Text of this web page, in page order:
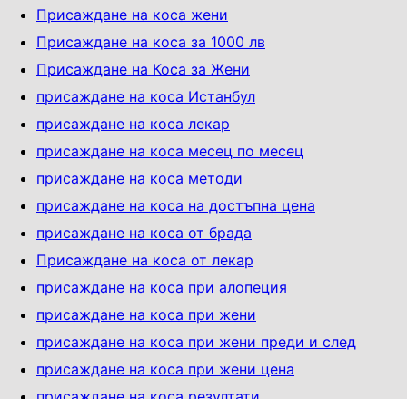
Присаждане на коса жени
Присаждане на коса за 1000 лв
Присаждане на Коса за Жени
присаждане на коса Истанбул
присаждане на коса лекар
присаждане на коса месец по месец
присаждане на коса методи
присаждане на коса на достъпна цена
присаждане на коса от брада
Присаждане на коса от лекар
присаждане на коса при алопеция
присаждане на коса при жени
присаждане на коса при жени преди и след
присаждане на коса при жени цена